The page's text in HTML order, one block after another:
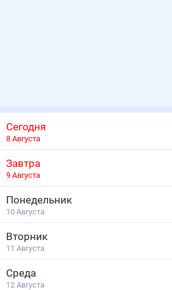
Сегодня
8 Августа
Завтра
9 Августа
Понедельник
10 Августа
Вторник
11 Августа
Среда
12 Августа